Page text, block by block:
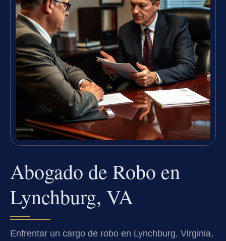
Abogado de Robo en
Lynchburg, VA
Enfrentar un cargo de robo en Lynchburg, Virginia,